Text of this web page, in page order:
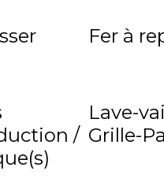
Fer à
Lave-
/ Grille-